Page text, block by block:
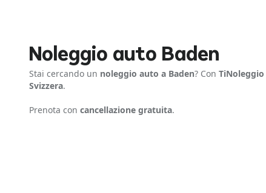
Noleggio auto Baden
Stai cercando un noleggio auto a Baden? Con TiNoleggio
Svizzera.
Prenota con cancellazione gratuita.